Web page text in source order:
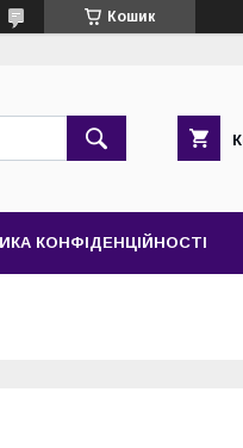
Кошик
КОНФІДЕНЦІЙНОСТІ